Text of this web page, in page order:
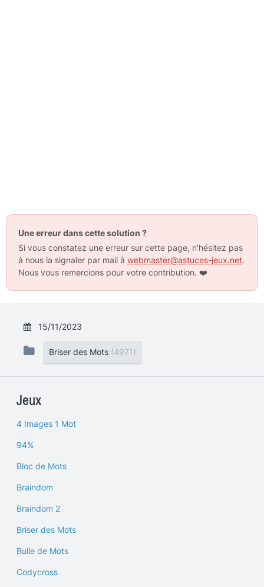
Une erreur dans cette solution ?
Si vous constatez une erreur sur cette page, n'hésitez pas
à nous la signaler par mail à webmaster@astuces-jeux.net.
Nous vous remercions pour votre contribution. ❤️
15/11/2023
Briser des Mots (4971)
Jeux
4 Images 1 Mot
94%
Bloc de Mots
Braindom
Braindom 2
Briser des Mots
Bulle de Mots
Codycross